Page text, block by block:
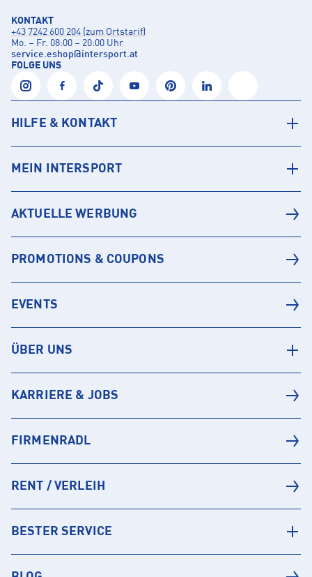
KONTAKT
+43 7242 600 204 (zum Ortstarif)
Mo. – Fr. 08:00 – 20:00 Uhr
service.eshop@intersport.at
FOLGE UNS
HILFE & KONTAKT
MEIN INTERSPORT
AKTUELLE WERBUNG
PROMOTIONS & COUPONS
EVENTS
ÜBER UNS
KARRIERE & JOBS
FIRMENRADL
RENT / VERLEIH
BESTER SERVICE